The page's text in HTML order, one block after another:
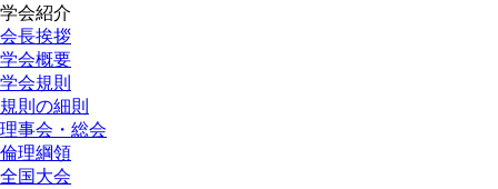
学会紹介
会長挨拶
学会概要
学会規則
規則の細則
理事会・総会
倫理綱領
全国大会